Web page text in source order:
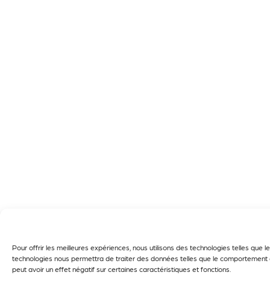
Pour offrir les meilleures expériences, nous utilisons des technologies telles
technologies nous permettra de traiter des données telles que le
peut avoir un effet négatif sur certaines caractéristiques et fonctions.